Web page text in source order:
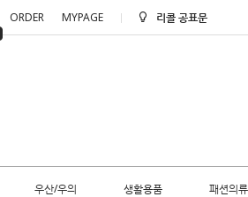
ORDER MYPAGE
리콜 공표문
우산/우의 생활용품 패션의